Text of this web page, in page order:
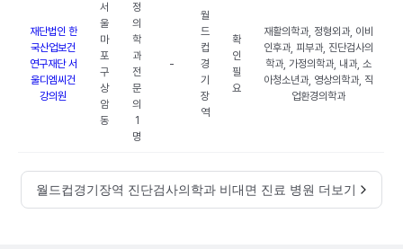
재단법인 한
국산업보건
연구재단 서
울디엠씨건
강의원
서
울
마
포
구
상
암
동
정
의
학
과
전
문
의
1
명
-
월
드
컵
경
기
장
역
확
인
필
요
재활의학과, 정형외과, 이비
인후과, 피부과, 진단검사의
학과, 가정의학과, 내과, 소
아청소년과, 영상의학과, 직
업환경의학과
월드컵경기장역 진단검사의학과 비대면 진료 병원 더보기